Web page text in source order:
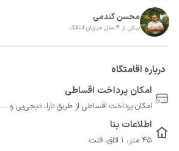
محسن گندمی
بیش از 4 سال میزبان اتاقک
درباره اقامتگاه
امکان پرداخت اقساطی
امکان پرداخت اقساطی از طریق تارا، دیجی‌پی و ...
اطلاعات بنا
45 متر، 1 اتاق، فلت